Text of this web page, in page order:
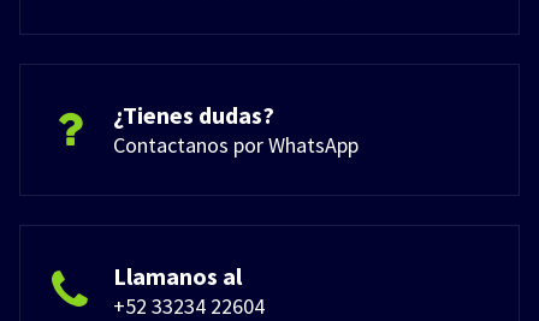
¿Tienes dudas?
Contactanos por WhatsApp
Llamanos al
+52 33234 22604